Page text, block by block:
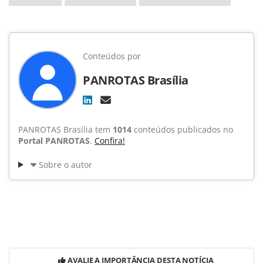
Conteúdos por
PANROTAS Brasília
PANROTAS Brasília tem 1014 conteúdos publicados no
Portal PANROTAS. Confira!
Sobre o autor
AVALIE A IMPORTÂNCIA DESTA NOTÍCIA